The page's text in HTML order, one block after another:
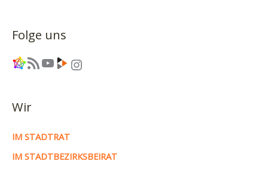
Folge uns
Link RSS-Feed YouTube Link Instagram
Wir
IM STADTRAT
IM STADTBEZIRKSBEIRAT